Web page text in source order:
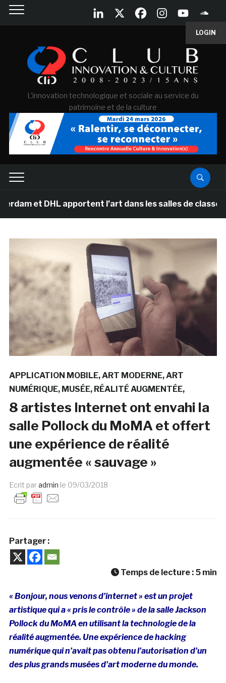
LOGIN
L'innovation technologique et sociale au service du
patrimoine et de la culture
DHL apportent l’art dans les salles de classe des
APPLICATION MOBILE ART MODERNE ART
NUMÉRIQUE MUSÉE RÉALITÉ AUGMENTÉE
8 artistes Internet ont envahi la
salle Pollock du MoMA et offert
une expérience de réalité
augmentée « sauvage »
Ecrit paradmin le 09/03/2018
Partager :
Temps de lecture : 5 min
« Bonjour, nous venons d’internet » est un projet
artistique qui a « pris le contrôle » de la salle Jackson
Pollock du MoMA en utilisant la technologie de la
réalité augmentée. Une expérience de hacking
numérique qui n’avait pas obtenu l’autorisation d’un
des plus grands musées d’art moderne du monde.